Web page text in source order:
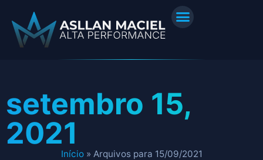
setembro 15,
2021
Início» Arquivos para 15/09/2021